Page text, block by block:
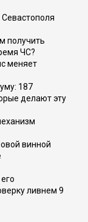
Севастополя
получить
ЧС?
меняет
187
делают эту
винной
ливнем 9